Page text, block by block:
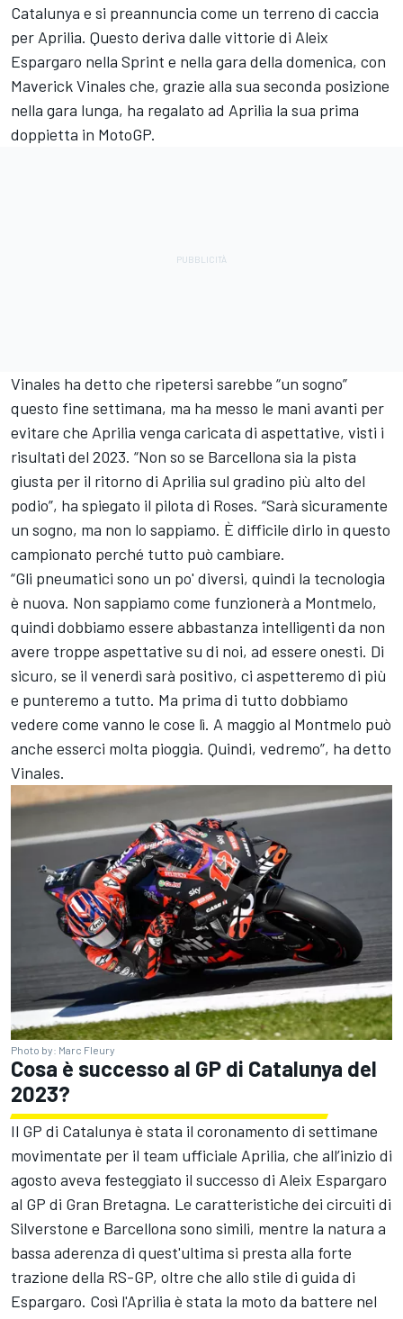
Catalunya e si preannuncia come un terreno di caccia
per Aprilia. Questo deriva dalle vittorie di Aleix
Espargaro nella Sprint e nella gara della domenica, con
Maverick Vinales che, grazie alla sua seconda posizione
nella gara lunga, ha regalato ad Aprilia la sua prima
doppietta in MotoGP.
Vinales ha detto che ripetersi sarebbe “un sogno”
questo fine settimana, ma ha messo le mani avanti per
evitare che Aprilia venga caricata di aspettative, visti i
risultati del 2023. “Non so se Barcellona sia la pista
giusta per il ritorno di Aprilia sul gradino più alto del
podio”, ha spiegato il pilota di Roses. “Sarà sicuramente
un sogno, ma non lo sappiamo. È difficile dirlo in questo
campionato perché tutto può cambiare.
“Gli pneumatici sono un po' diversi, quindi la tecnologia
è nuova. Non sappiamo come funzionerà a Montmelo,
quindi dobbiamo essere abbastanza intelligenti da non
avere troppe aspettative su di noi, ad essere onesti. Di
sicuro, se il venerdì sarà positivo, ci aspetteremo di più
e punteremo a tutto. Ma prima di tutto dobbiamo
vedere come vanno le cose lì. A maggio al Montmelo può
anche esserci molta pioggia. Quindi, vedremo”, ha detto
Vinales.
Photo by: Marc Fleury
Cosa è successo al GP di Catalunya del
2023?
Il GP di Catalunya è stata il coronamento di settimane
movimentate per il team ufficiale Aprilia, che all’inizio di
agosto aveva festeggiato il successo di Aleix Espargaro
al GP di Gran Bretagna. Le caratteristiche dei circuiti di
Silverstone e Barcellona sono simili, mentre la natura a
bassa aderenza di quest'ultima si presta alla forte
trazione della RS-GP, oltre che allo stile di guida di
Espargaro. Così l'Aprilia è stata la moto da battere nel